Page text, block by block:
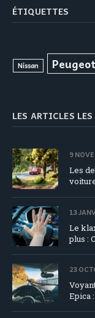
ÉTIQUETTES
Nissan Peugeot
LES ARTICLES
9
Les
13
Le
plus :
23
Epica